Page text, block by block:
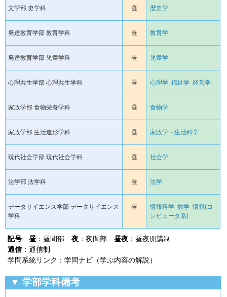
文学部 史学科 昼 歴史学
発達教育学部 教育学科 昼 教育学
発達教育学部 児童学科 昼 児童学
心理共生学部 心理共生学科 昼 心理学 福祉学 経営学
家政学部 食物栄養学科 昼 食物学
家政学部 生活造形学科 昼 家政学・生活科学
現代社会学部 現代社会学科 昼 社会学
法学部 法学科 昼 法学
データサイエンス学部 データサイエンス
学科
昼 情報科学 数学 情報(コ
ンピュータ系)
記号 昼 ：昼間部 夜 ：夜間部 昼夜 ：昼夜開講制
通信：通信制
学問系統リンク：学問ナビ（学ぶ内容の解説）
▼ 学部学科備考